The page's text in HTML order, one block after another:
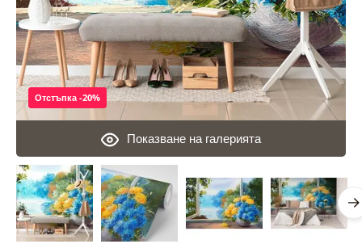
Показване на галерията
Отстъпка -20%